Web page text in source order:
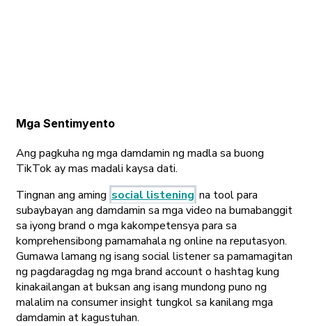
Mga Sentimyento
Ang pagkuha ng mga damdamin ng madla sa buong
TikTok ay mas madali kaysa dati.
Tingnan ang aming social listening na tool para
subaybayan ang damdamin sa mga video na bumabanggit
sa iyong brand o mga kakompetensya para sa
komprehensibong pamamahala ng online na reputasyon.
Gumawa lamang ng isang social listener sa pamamagitan
ng pagdaragdag ng mga brand account o hashtag kung
kinakailangan at buksan ang isang mundong puno ng
malalim na consumer insight tungkol sa kanilang mga
damdamin at kagustuhan.